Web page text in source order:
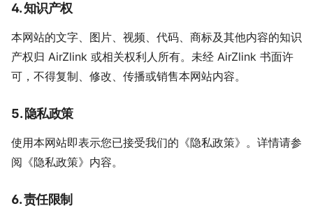
4. 知识产权
本网站的文字、图片、视频、代码、商标及其他内容的知识
产权归 AirZlink 或相关权利人所有。未经 AirZlink 书面许
可，不得复制、修改、传播或销售本网站内容。
5. 隐私政策
使用本网站即表示您已接受我们的《隐私政策》。详情请参
阅《隐私政策》内容。
6. 责任限制